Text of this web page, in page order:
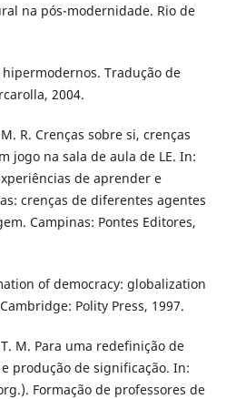
na pós-modernidade. Rio de
hipermodernos. Tradução de
2004.
M. R. Crenças sobre si, crenças
jogo na sala de aula de LE. In:
de aprender e
crenças de diferentes agentes
Campinas: Pontes Editores,
of democracy: globalization
Polity Press, 1997.
T. M. Para uma redefinição de
produção de significação. In:
Formação de professores de